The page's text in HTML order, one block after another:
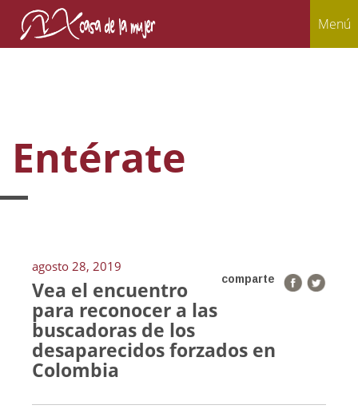
Menú
Entérate
agosto 28, 2019
comparte
Vea el encuentro
para reconocer a las
buscadoras de los
desaparecidos forzados en
Colombia